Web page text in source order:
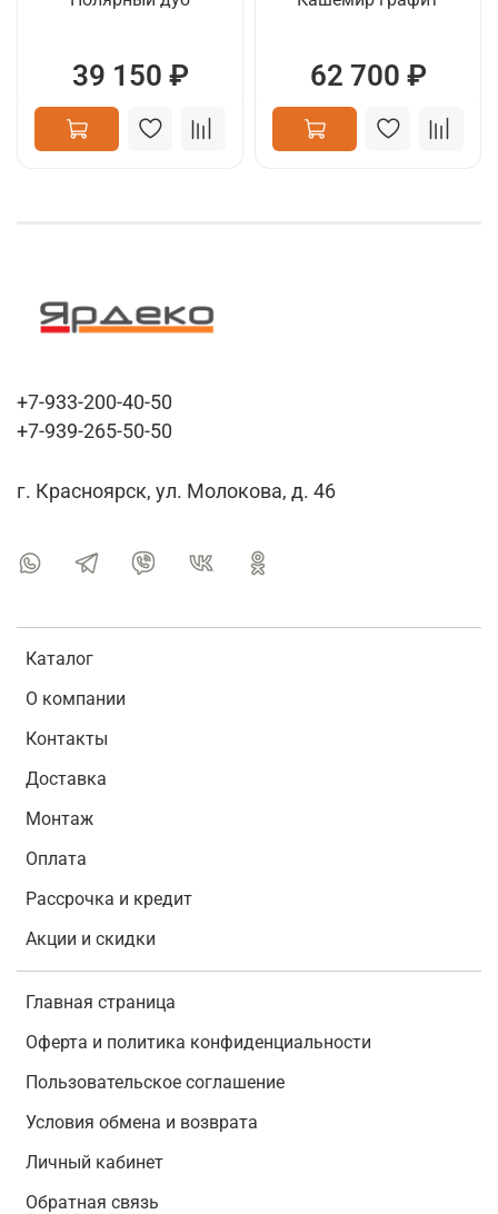
39 150 ₽ 62 700 ₽
Каталог
О компании
Контакты
Доставка
Монтаж
Оплата
Рассрочка и кредит
Акции и скидки
Главная страница
Оферта и политика конфиденциальности
Пользовательское соглашение
Условия обмена и возврата
Личный кабинет
Обратная связь
+7-933-200-40-50
+7-939-265-50-50
г. Красноярск, ул. Молокова, д. 46